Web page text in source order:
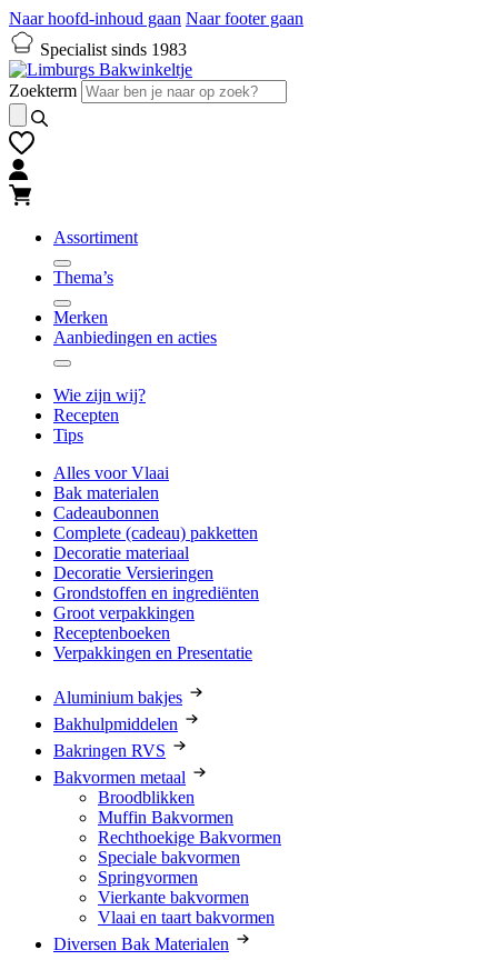
Naar hoofd-inhoud gaan Naar footer gaan
Specialist sinds 1983
Zoekterm
Assortiment
Thema’s
Merken
Aanbiedingen en acties
Wie zijn wij?
Recepten
Tips
Alles voor Vlaai
Bak materialen
Cadeaubonnen
Complete (cadeau) pakketten
Decoratie materiaal
Decoratie Versieringen
Grondstoffen en ingrediënten
Groot verpakkingen
Receptenboeken
Verpakkingen en Presentatie
Aluminium bakjes
Bakhulpmiddelen
Bakringen RVS
Bakvormen metaal
Broodblikken
Muffin Bakvormen
Rechthoekige Bakvormen
Speciale bakvormen
Springvormen
Vierkante bakvormen
Vlaai en taart bakvormen
Diversen Bak Materialen